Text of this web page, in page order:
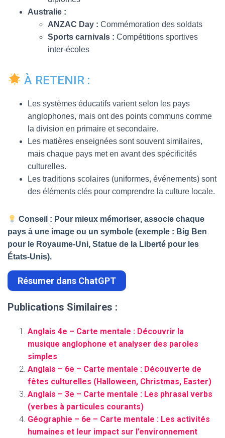
Australie :
ANZAC Day : Commémoration des soldats
Sports carnivals : Compétitions sportives
inter-écoles
À RETENIR :
Les systèmes éducatifs varient selon les pays
anglophones, mais ont des points communs comme
la division en primaire et secondaire.
Les matières enseignées sont souvent similaires,
mais chaque pays met en avant des spécificités
culturelles.
Les traditions scolaires (uniformes, événements) sont
des éléments clés pour comprendre la culture locale.
Conseil : Pour mieux mémoriser, associe chaque
pays à une image ou un symbole (exemple : Big Ben
pour le Royaume-Uni, Statue de la Liberté pour les
États-Unis).
Résumer dans ChatGPT
Publications Similaires :
Anglais 4e – Carte mentale : Découvrir la
musique anglophone et analyser des paroles
simples
Anglais – 6e – Carte mentale : Découverte de
fêtes culturelles (Halloween, Christmas, Easter)
Anglais – 3e – Carte mentale : Les phrasal verbs
(verbes à particules courants)
Géographie – 6e – Carte mentale : Les activités
humaines et leur impact sur l’environnement